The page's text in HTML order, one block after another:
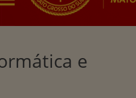
e